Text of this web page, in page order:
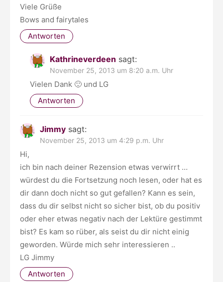
Viele Grüße
Bows and fairytales
Antworten
Kathrineverdeen sagt:
November 25, 2013 um 8:20 a.m. Uhr
Vielen Dank 🙂 und LG
Antworten
Jimmy sagt:
November 25, 2013 um 4:29 p.m. Uhr
Hi,
ich bin nach deiner Rezension etwas verwirrt …
würdest du die Fortsetzung noch lesen, oder hat es
dir dann doch nicht so gut gefallen? Kann es sein,
dass du dir selbst nicht so sicher bist, ob du positiv
oder eher etwas negativ nach der Lektüre gestimmt
bist? Es kam so rüber, als seist du dir nicht einig
geworden. Würde mich sehr interessieren ..
LG Jimmy
Antworten